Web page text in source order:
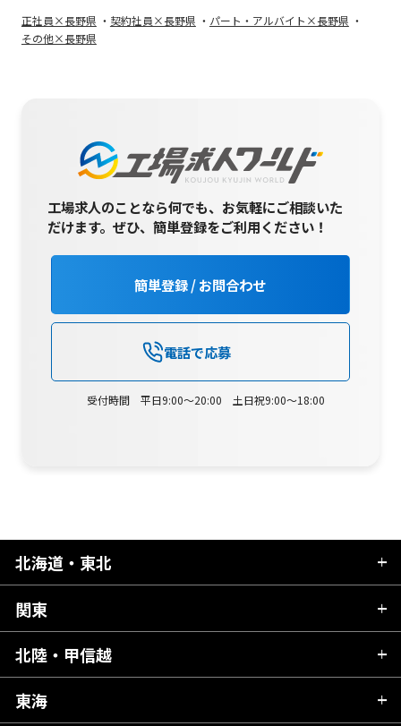
正社員×長野県 契約社員×長野県
パート・アルバイト×長野県
その他×長野県
工場求人のことなら何でも、お気軽にご相談いた
だけます。ぜひ、簡単登録をご利用ください！
簡単登録 / お問合わせ
電話で応募
受付時間 平日9:00～20:00 土日祝9:00～18:00
北海道・東北
北海道
青森県
秋田県
関東
茨城県
栃木県
北陸・甲信越
新潟県
東海